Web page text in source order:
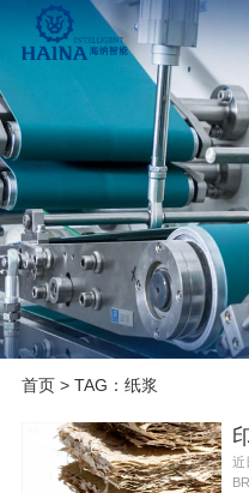
首页> TAG：纸浆
近